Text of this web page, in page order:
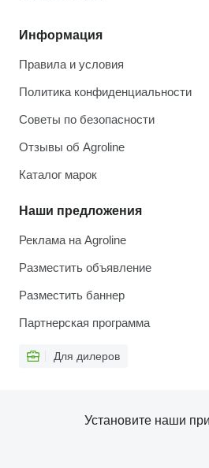
Информация
Правила и условия
Политика конфиденциальности
Советы по безопасности
Отзывы об Agroline
Каталог марок
Наши предложения
Реклама на Agroline
Разместить объявление
Разместить баннер
Партнерская программа
Для дилеров
Установите наши